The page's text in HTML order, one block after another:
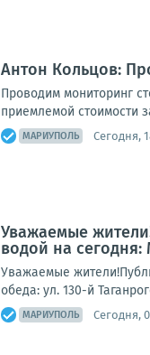
Антон Кольцов:
Проводим мониторинг
приемлемой стоимости
МАРИУПОЛЬ Сегодня,
Уважаемые
водой на
Уважаемые
обеда: ул. 130-й
МАРИУПОЛЬ Сегодня,